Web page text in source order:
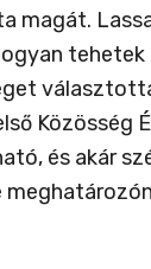
magát.
Közösség
és akár